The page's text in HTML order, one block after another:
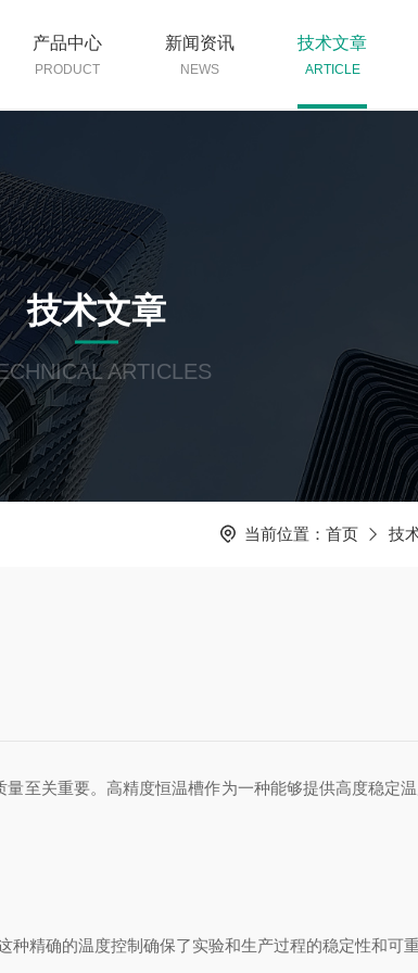
产品中心
PRODUCT
新闻资讯
NEWS
技术文章
ARTICLE
技术文章
ARTICLES
当前位置： 首页 技
至关重要。高精度恒温槽作为一种能够提供高度稳定
精确的温度控制确保了实验和生产过程的稳定性和可重